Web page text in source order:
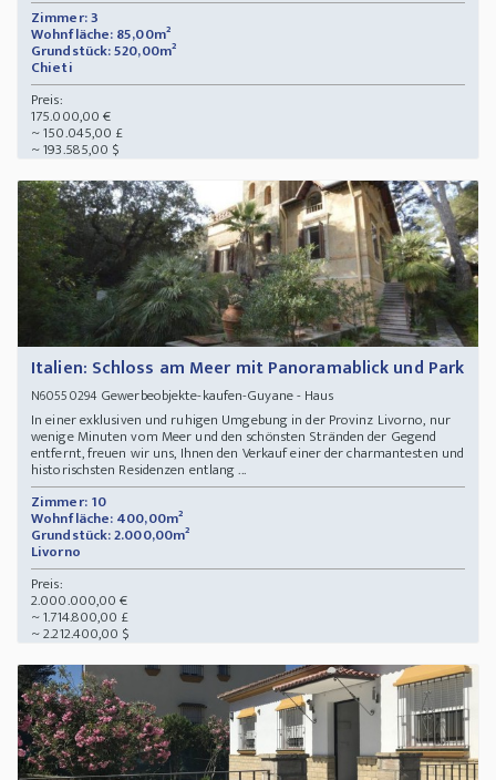
Zimmer: 3
Wohnfläche: 85,00m²
Grundstück: 520,00m²
Chieti
Preis:
175.000,00 €
~ 150.045,00 £
~ 193.585,00 $
Italien: Schloss am Meer mit Panoramablick und Park
N60550294Gewerbeobjekte-kaufen-Guyane - Haus
In einer exklusiven und ruhigen Umgebung in der Provinz Livorno, nur
wenige Minuten vom Meer und den schönsten Stränden der Gegend
entfernt, freuen wir uns, Ihnen den Verkauf einer der charmantesten und
historischsten Residenzen entlang ...
Zimmer: 10
Wohnfläche: 400,00m²
Grundstück: 2.000,00m²
Livorno
Preis:
2.000.000,00 €
~ 1.714.800,00 £
~ 2.212.400,00 $